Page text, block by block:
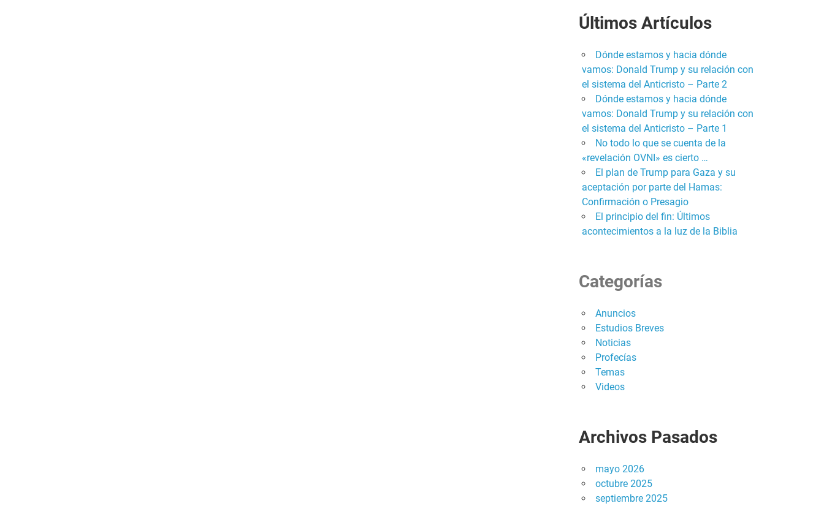
Últimos Artículos
Dónde estamos y hacia dónde
vamos: Donald Trump y su relación con
el sistema del Anticristo – Parte 2
Dónde estamos y hacia dónde
vamos: Donald Trump y su relación con
el sistema del Anticristo – Parte 1
No todo lo que se cuenta de la
«revelación OVNI» es cierto …
El plan de Trump para Gaza y su
aceptación por parte del Hamas:
Confirmación o Presagio
El principio del fin: Últimos
acontecimientos a la luz de la Biblia
Categorías
Anuncios
Estudios Breves
Noticias
Profecías
Temas
Videos
Archivos Pasados
mayo 2026
octubre 2025
septiembre 2025